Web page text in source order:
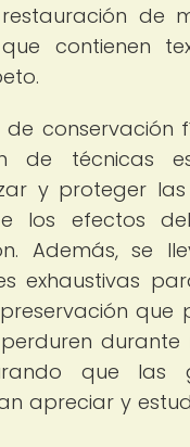
de
contienen
de conservación
de técnicas
y proteger las
los efectos
Además, se
exhaustivas
que
durante
que las
apreciar y